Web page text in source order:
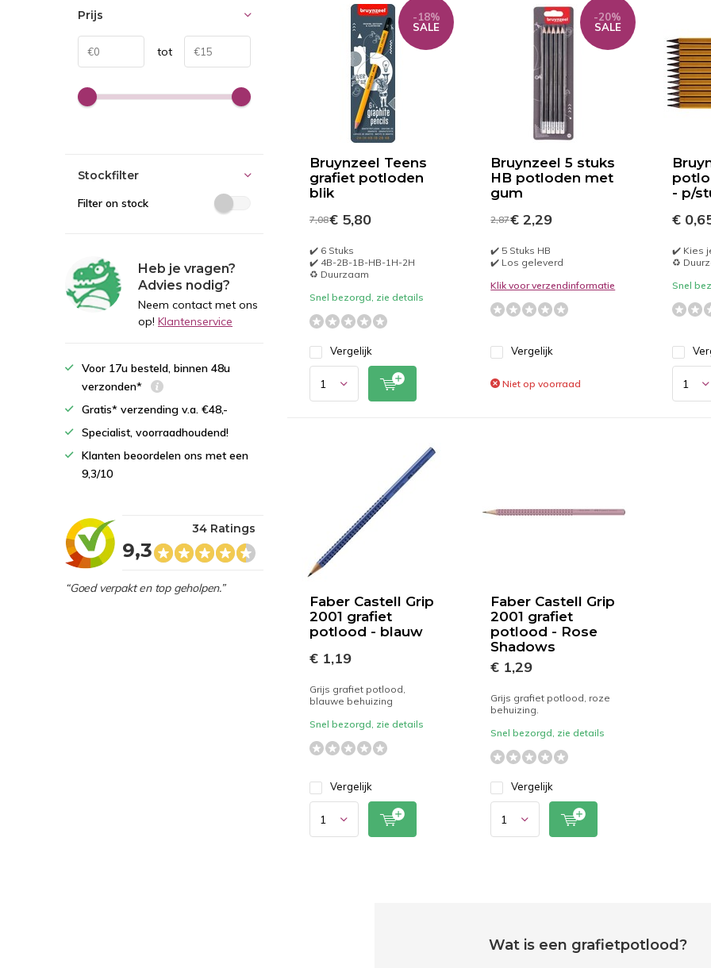
Bruynzeel Teens
grafiet potloden
blik
-18%
SALE
7,08€ 5,80
✔️ 6 Stuks
✔️ 4B-2B-1B-HB-1H-2H
♻️ Duurzaam
Snel bezorgd, zie details
Vergelijk
Bruynzeel 5 stuks
HB potloden met
gum
-20%
SALE
2,87€ 2,29
✔️ 5 Stuks HB
✔️ Los geleverd
Klik voor verzendinformatie
Vergelijk
Niet op voorraad
- p/
€
✔️ Kies
♻️
Snel
Faber Castell Grip
2001 grafiet
potlood - blauw
€ 1,19
Grijs grafiet potlood,
blauwe behuizing
Snel bezorgd, zie details
Vergelijk
Faber Castell Grip
2001 grafiet
potlood - Rose
Shadows
€ 1,29
Grijs grafiet potlood, roze
behuizing.
Snel bezorgd, zie details
Vergelijk
Wat is een grafietpotlood?
Prijs
tot
Stockfilter
Filter on stock
Heb je vragen?
Advies nodig?
Neem contact met ons
op! Klantenservice
Voor 17u besteld, binnen 48u
verzonden*
Gratis* verzending v.a. €48,-
Specialist, voorraadhoudend!
Klanten beoordelen ons met een
9,3/10
9,3
34 Ratings
“Goed verpakt en top geholpen.”